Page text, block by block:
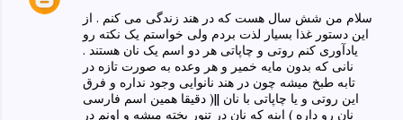
سلام من شش سال هست که در هند زندگی می کنم . از
این دستور غذا بسیار لذت بردم ولی خواستم یک نکته رو
یادآوری کنم روتی و چاپاتی هر دو اسم یک نان هستند .
نانی که بدون مایه خمیر و هر وعده به صورت تازه در
تابه طبخ میشه چون در هند نانوایی وجود نداره و فرق
این روتی و یا چاپاتی با نان ||( دقیقا همین اسم فارسی
نان رو داره ) اینه که نان در تنور پخته میشه و اونم در